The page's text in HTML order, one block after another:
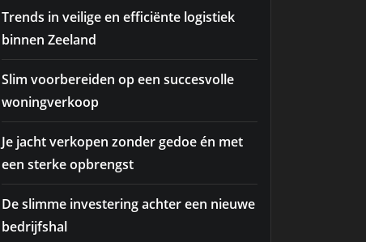
Trends in veilige en efficiënte logistiek
binnen Zeeland
Slim voorbereiden op een succesvolle
woningverkoop
Je jacht verkopen zonder gedoe én met
een sterke opbrengst
De slimme investering achter een nieuwe
bedrijfshal